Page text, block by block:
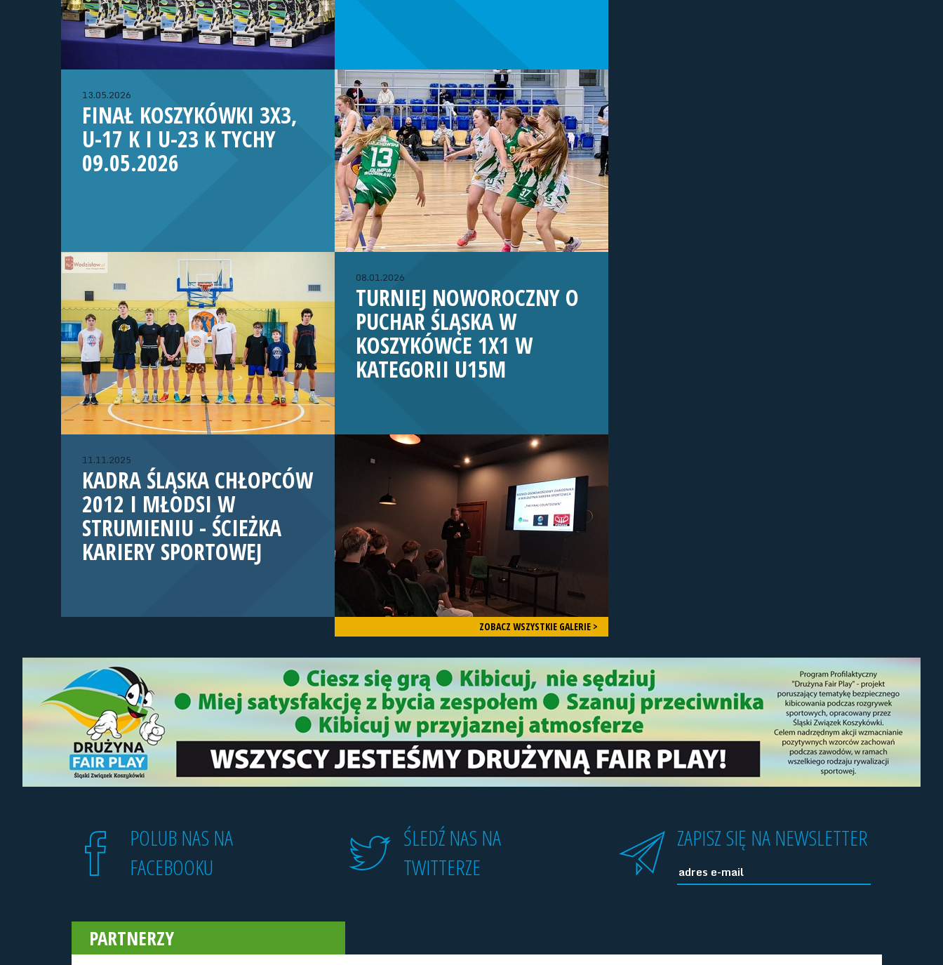
13.05.2026
FINAŁ KOSZYKÓWKI 3X3,
U-17 K I U-23 K TYCHY
09.05.2026
08.01.2026
TURNIEJ NOWOROCZNY O
PUCHAR ŚLĄSKA W
KOSZYKÓWCE 1X1 W
KATEGORII U15M
11.11.2025
KADRA ŚLĄSKA CHŁOPCÓW
2012 I MŁODSI W
STRUMIENIU - ŚCIEŻKA
KARIERY SPORTOWEJ
ZOBACZ WSZYSTKIE GALERIE >
POLUB NAS NA
FACEBOOKU
ŚLEDŹ NAS NA
TWITTERZE
ZAPISZ SIĘ NA NEWSLETTER
PARTNERZY